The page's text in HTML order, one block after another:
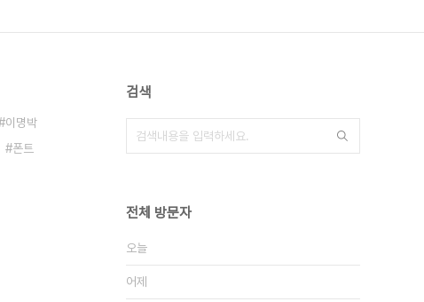
이명박
폰트
검색
전체 방문자
오늘
어제